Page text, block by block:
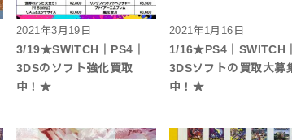
2021年3月19日
3/19★SWITCH｜PS4｜
3DSのソフト強化買取
中！★
2021年1月16日
1/16★PS4｜SWITCH｜
3DSソフトの買取大募
中！★